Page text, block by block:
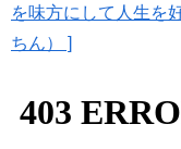
を味方にして人生を
ちん） ]